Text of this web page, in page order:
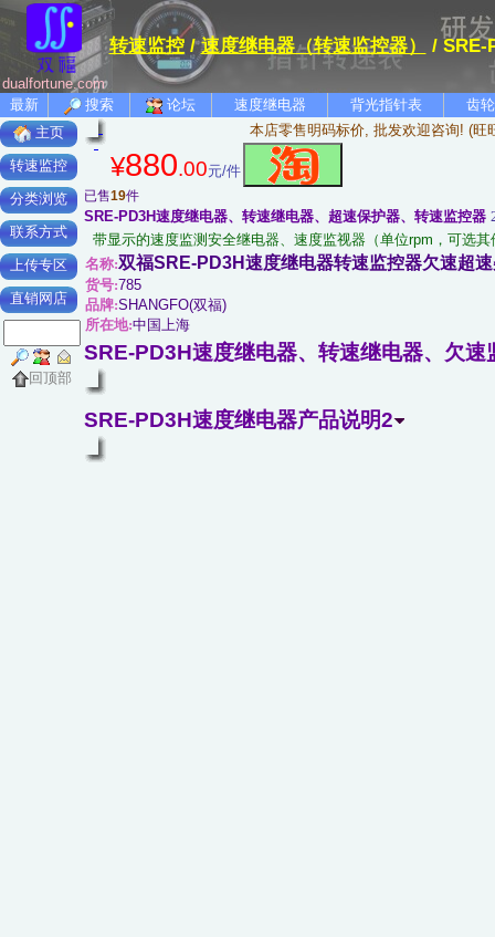
dualfortune.com
转速监控/速度继电器（转速监控器） / SRE-
最新 搜索 论坛 速度继电器 背光指针表
齿
主页
转速监控
分类浏览
联系方式
上传专区
直销网店
回顶部
本店零售明码标价, 批发欢迎咨询! (旺
¥880.00元/件
已售19件
SRE-PD3H速度继电器、转速继电器、超速保护器、转速监控器
带显示的速度监测安全继电器、速度监视器（单位rpm，可选
名称:双福SRE-PD3H速度继电器转速监控器欠速超
货号:785
品牌:SHANGFO(双福)
所在地:中国上海
SRE-PD3H速度继电器、转速继电器、欠速
SRE-PD3H速度继电器产品说明2